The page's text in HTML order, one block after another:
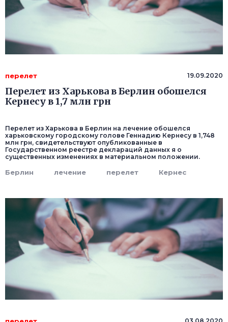
перелет 19.09.2020
Перелет из Харькова в Берлин обошелся
Кернесу в 1,7 млн грн
Перелет из Харькова в Берлин на лечение обошелся
харьковскому городскому голове Геннадию Кернесу в 1,748
млн грн, свидетельствуют опубликованные в
Государственном реестре деклараций данных я о
существенных изменениях в материальном положении.
Берлин лечение перелет Кернес